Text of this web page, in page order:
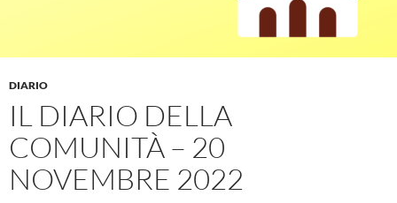
DIARIO
IL DIARIO DELLA
COMUNITÀ – 20
NOVEMBRE 2022